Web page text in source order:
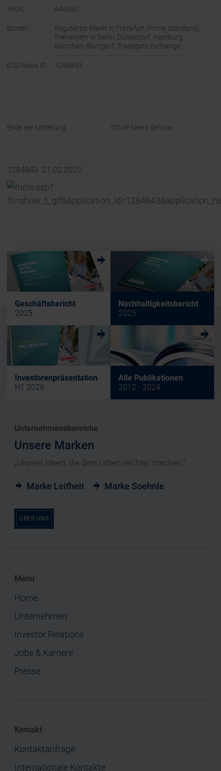
WKN: 646450
Börsen:
Regulierter Markt in Frankfurt (Prime Standard);
Freiverkehr in Berlin, Düsseldorf, Hamburg,
München, Stuttgart, Tradegate Exchange
EQS News ID: 1284843
Ende der Mitteilung DGAP News-Service
1284843 21.02.2022
Geschäftsbericht
2025
w
Nachhaltigkeitsbericht
2025
w
Investorenpräsentation
H1 2026
w
Alle Publikationen
2012 - 2024
w
Unternehmensbereiche
Unsere Marken
„Unsere Ideen, die dein Leben leichter machen.“
Marke Leifheit Marke Soehnle
ÜBER UNS
Menü
Home
Unternehmen
Investor Relations
Jobs & Karriere
Presse
Kontakt
Kontaktanfrage
Internationale Kontakte